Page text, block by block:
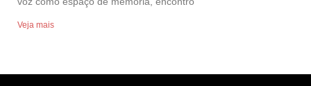
Veja mais